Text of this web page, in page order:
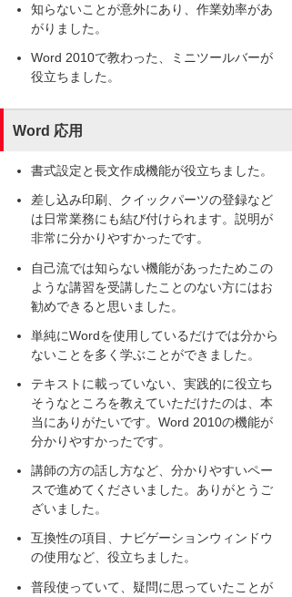
知らないことが意外にあり、作業効率があ
がりました。
Word 2010で教わった、ミニツールバーが
役立ちました。
Word 応用
書式設定と長文作成機能が役立ちました。
差し込み印刷、クイックパーツの登録など
は日常業務にも結び付けられます。説明が
非常に分かりやすかったです。
自己流では知らない機能があったためこの
ような講習を受講したことのない方にはお
勧めできると思いました。
単純にWordを使用しているだけでは分から
ないことを多く学ぶことができました。
テキストに載っていない、実践的に役立ち
そうなところを教えていただけたのは、本
当にありがたいです。Word 2010の機能が
分かりやすかったです。
講師の方の話し方など、分かりやすいペー
スで進めてくださいました。ありがとうご
ざいました。
互換性の項目、ナビゲーションウィンドウ
の使用など、役立ちました。
普段使っていて、疑問に思っていたことが